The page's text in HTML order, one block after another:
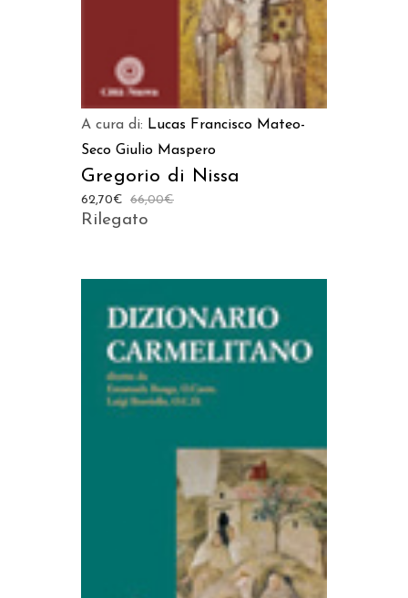
A cura di: Lucas Francisco Mateo-
Seco Giulio Maspero
Gregorio di Nissa
66,00€
62,70€
Rilegato
AGGIUNGI AL CARRELLO